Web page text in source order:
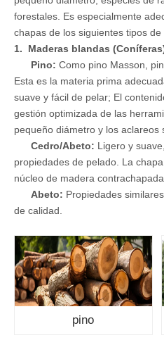
forestales. Es especialmente
chapas de los siguientes tipos de
1. Maderas blandas
Pino: Como pino Masson,
Esta es la materia prima
suave y fácil de pelar; El
gestión optimizada de las
pequeño diámetro y los aclareos
Cedro/Abeto: Ligero y
propiedades de pelado. La
núcleo de madera
Abeto: Propiedades
de calidad.
pino